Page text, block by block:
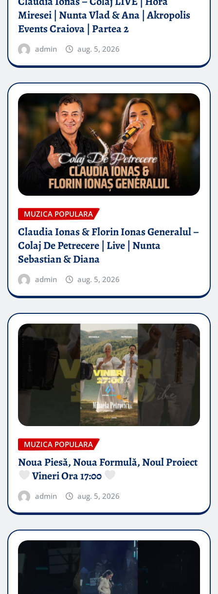
Miresei | Nunta Vlad & Ana | Akropolis
Events Craiova | Partea 2
admin aug. 5, 2026
MUZICA POPULARA
Claudia Ionas & Florin Ionas Generalul –
Colaj De Petrecere | Live | Nunta
Sebastian & Diana
admin aug. 5, 2026
MUZICA POPULARA
Noua Piesă, Noua Formulă, Noul Proiect
Vineri Ora 17:00
admin aug. 5, 2026